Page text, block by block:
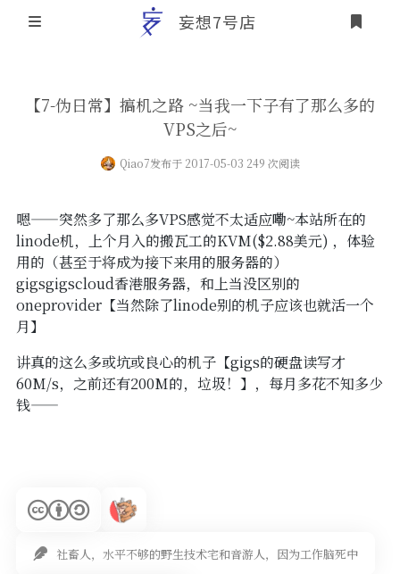
关于本站
个人介绍
本站历史概要
妄想7号店
【7-伪日常】搞机之路 ~当我一下子有了那么多的
VPS之后~
Qiao7发布于 2017-05-03 249 次阅读
嗯——突然多了那么多VPS感觉不太适应嘞~本站所在的
linode机，上个月入的搬瓦工的KVM($2.88美元) ，体验
用的（甚至于将成为接下来用的服务器的）
gigsgigscloud香港服务器，和上当没区别的
oneprovider【当然除了linode别的机子应该也就活一个
月】
讲真的这么多或坑或良心的机子【gigs的硬盘读写才
60M/s，之前还有200M的，垃圾！】，每月多花不知多少
钱——
社畜人，水平不够的野生技术宅和音游人，因为工作脑死中